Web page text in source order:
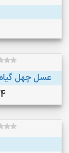
عسل چهل